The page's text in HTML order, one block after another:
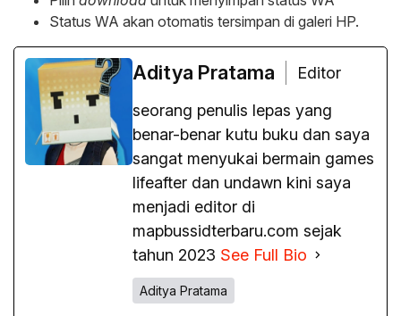
Status WA akan otomatis tersimpan di galeri HP.
Aditya Pratama
Editor
seorang penulis lepas yang
benar-benar kutu buku dan saya
sangat menyukai bermain games
lifeafter dan undawn kini saya
menjadi editor di
mapbussidterbaru.com sejak
tahun 2023 See Full Bio
Aditya Pratama